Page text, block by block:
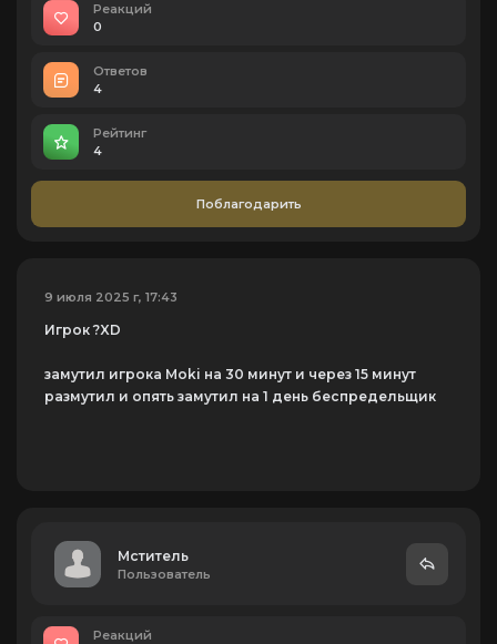
Реакций
0
Ответов
4
Рейтинг
4
Поблагодарить
9 июля 2025 г, 17:43
Игрок ?XD
замутил игрока Moki на 30 минут и через 15 минут
размутил и опять замутил на 1 день беспредельщик
Мститель
Пользователь
Реакций